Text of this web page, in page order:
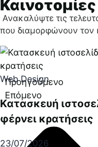
Προηγούμενο
Επόμενο
Καινοτομίες
Ανακαλύψτε τις
που διαμορφώνουν
Web Design
Κατασκευή
φέρνει κρατήσεις
23/07/2026